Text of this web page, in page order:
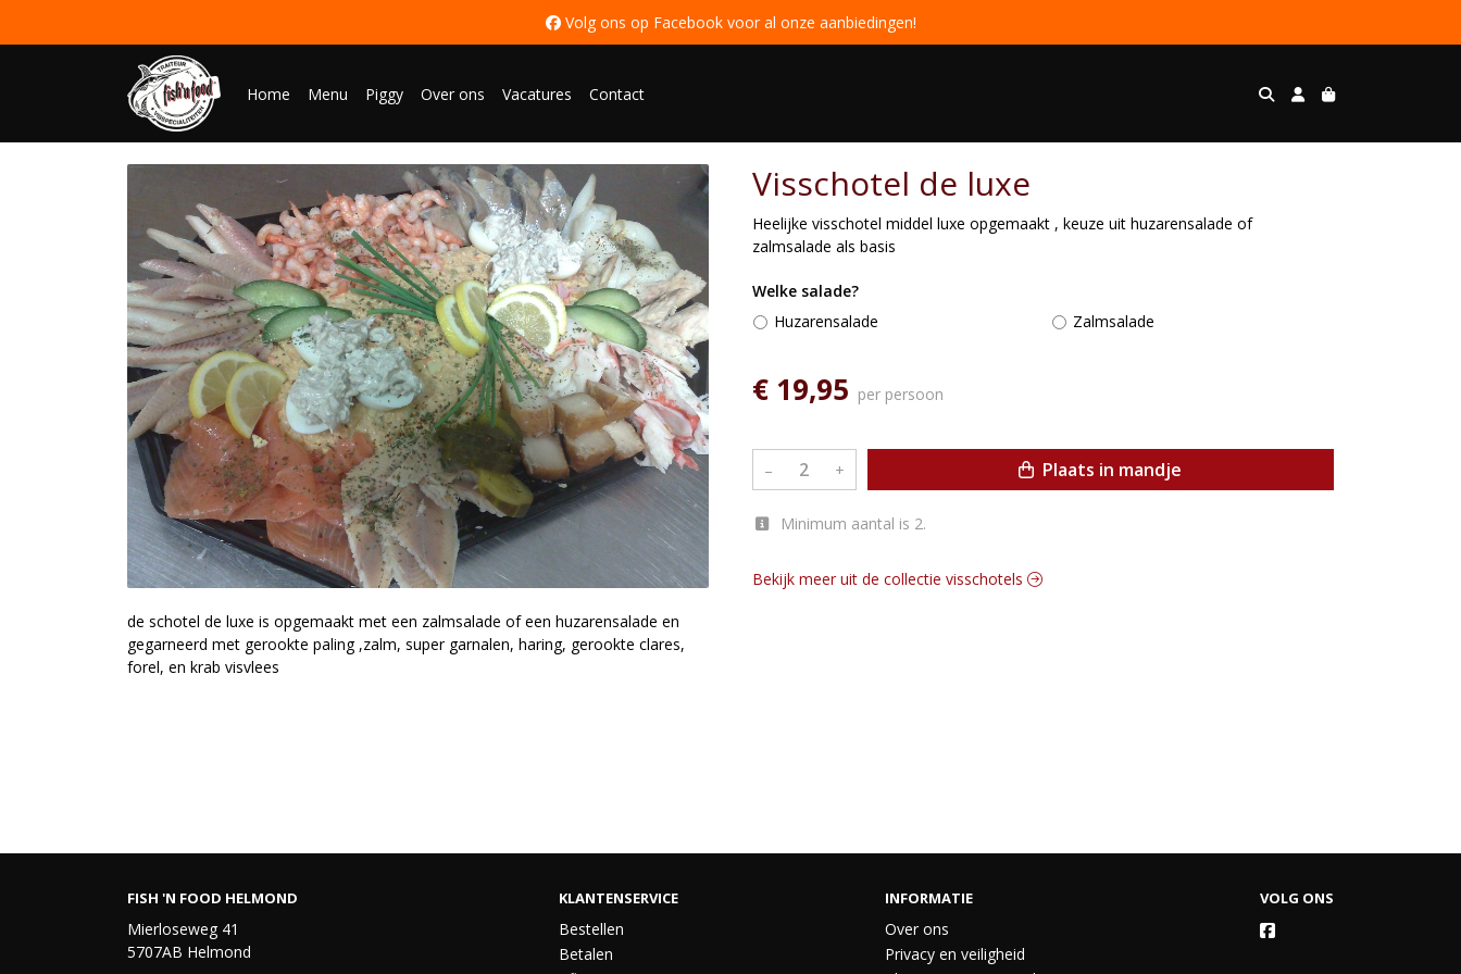
 Volg ons op Facebook voor al onze aanbiedingen!
Home Menu Piggy Over ons Vacatures Contact
de schotel de luxe is opgemaakt met een zalmsalade of een huzarensalade en
gegarneerd met gerookte paling ,zalm, super garnalen, haring, gerookte clares,
forel, en krab visvlees
Visschotel de luxe
Heelijke visschotel middel luxe opgemaakt , keuze uit huzarensalade of
zalmsalade als basis
Welke salade?
Huzarensalade
Zalmsalade
€ 19,95 per persoon
– + Plaats in mandje
Minimum aantal is 2.
Bekijk meer uit de collectie visschotels
FISH 'N FOOD HELMOND
Mierloseweg 41
5707AB Helmond
KLANTENSERVICE
Bestellen
Betalen
INFORMATIE
Over ons
Privacy en veiligheid
VOLG ONS